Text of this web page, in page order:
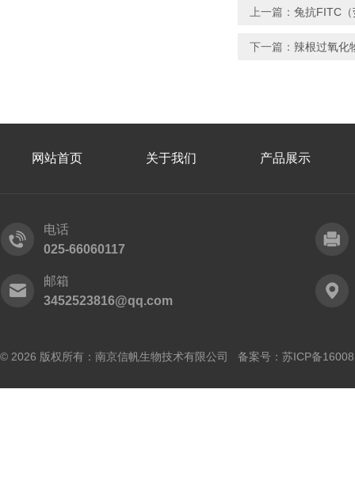
上一篇： 兔抗FITC
下一篇： 辣根过氧化
网站首页 关于我们 产品展示
电话
025-66060117
邮箱
3452523816@qq.com
© 2026 版权所有：南京信帆生物技术有限公司 备案号： 苏ICP备